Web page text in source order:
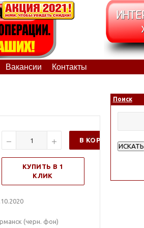
Вакансии Контакты
В КОРЗИНУ
КУПИТЬ В 1
КЛИК
(черн. фон)
Поиск
ИСКАТЬ